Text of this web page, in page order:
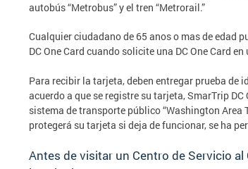
autobús “Metrobus” y el tren “Metrorail.”
Cualquier ciudadano de 65 anos o mas de edad
DC One Card cuando solicite una DC One Card
Para recibir la tarjeta, deben entregar prueba de
acuerdo a que se registre su tarjeta, SmarTrip
sistema de transporte público “Washington
protegerá su tarjeta si deja de funcionar, se ha
Antes de visitar un Centro de Servicio al